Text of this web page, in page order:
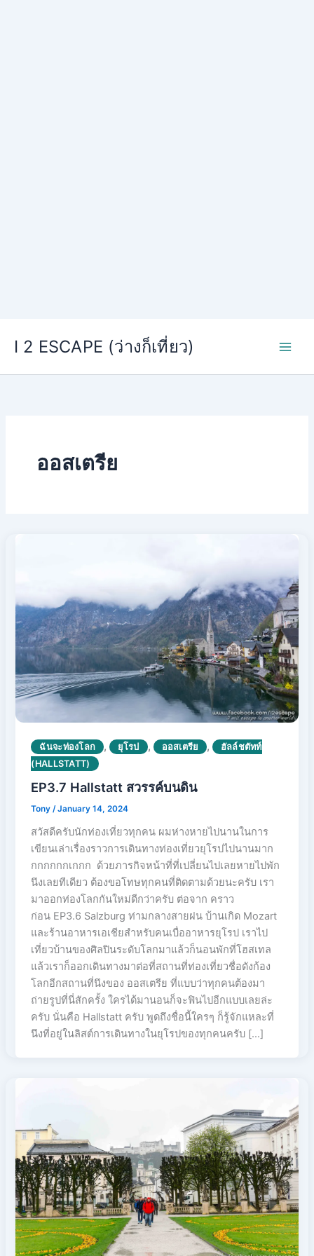
I 2 ESCAPE (ว่างก็เที่ยว)
ออสเตรีย
ฉันจะท่องโลก , ยุโรป , ออสเตรีย ,
ฮัลล์ชตัทท์
(HALLSTATT)
EP3.7 Hallstatt สวรรค์บนดิน
Tony/January 14, 2024
สวัสดีครับนักท่องเที่ยวทุกคน ผมห่างหายไปนานในการ
เขียนเล่าเรื่องราวการเดินทางท่องเที่ยวยุโรปไปนานมาก
กกกกกกเกกก ด้วยภารกิจหน้าที่ที่เปลี่ยนไปเลยหายไปพัก
นึงเลยทีเดียว ต้องขอโทษทุกคนที่ติดตามด้วยนะครับ เรา
มาออกท่องโลกกันใหม่ดีกว่าครับ ต่อจาก คราว
ก่อน EP3.6 Salzburg ท่ามกลางสายฝน บ้านเกิด Mozart
และร้านอาหารเอเชียสำหรับคนเบื่ออาหารยุโรป เราไป
เที่ยวบ้านของศิลปินระดับโลกมาแล้วก็นอนพักที่โฮสเทล
แล้วเราก็ออกเดินทางมาต่อที่สถานที่ท่องเที่ยวชื่อดังก้อง
โลกอีกสถานที่นึงของ ออสเตรีย ที่แบบว่าทุกคนต้องมา
ถ่ายรูปที่นี่สักครั้ง ใครได้มานอนก็จะฟินไปอีกแบบเลยล่ะ
ครับ นั่นคือ Hallstatt ครับ พูดถึงชื่อนี้ใครๆ ก็รู้จักแหละที่
นึงที่อยู่ในลิสต์การเดินทางในยุโรปของทุกคนครับ […]